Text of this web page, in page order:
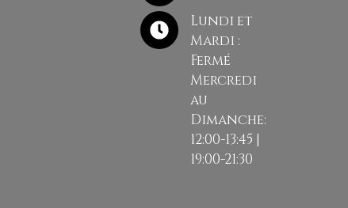
Lundi et
Mardi :
Fermé
Mercredi
au
Dimanche:
12:00-13:45 |
19:00-21:30